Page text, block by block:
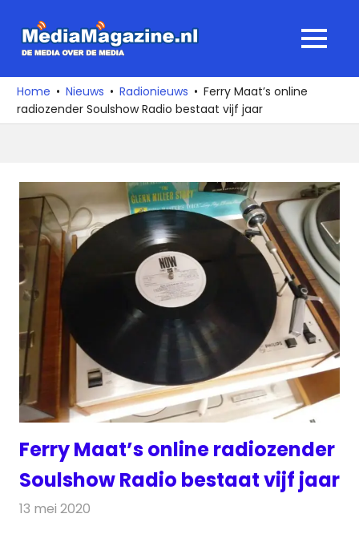
naar
media
over
de
MENU
Home Nieuws Radionieuws
Ferry Maat’s online
radiozender Soulshow Radio bestaat vijf jaar
Ferry Maat’s online radiozender
Soulshow Radio bestaat vijf jaar
13 mei 2020